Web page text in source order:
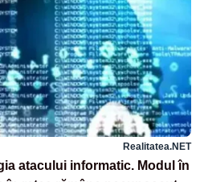
Realitatea.NET
atacului informatic. Modul în